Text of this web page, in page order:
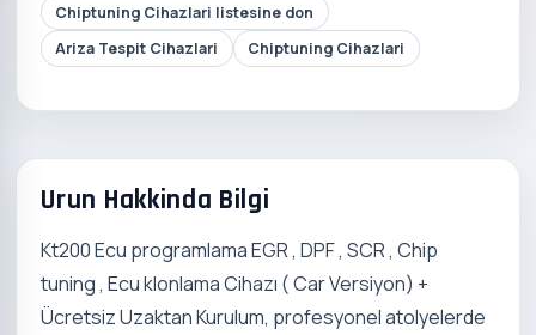
Chiptuning Cihazlari listesine don
Ariza Tespit Cihazlari
Chiptuning Cihazlari
Urun Hakkinda Bilgi
Kt200 Ecu programlama EGR , DPF , SCR , Chip
tuning , Ecu klonlama Cihazı ( Car Versiyon) +
Ücretsiz Uzaktan Kurulum, profesyonel atolyelerde